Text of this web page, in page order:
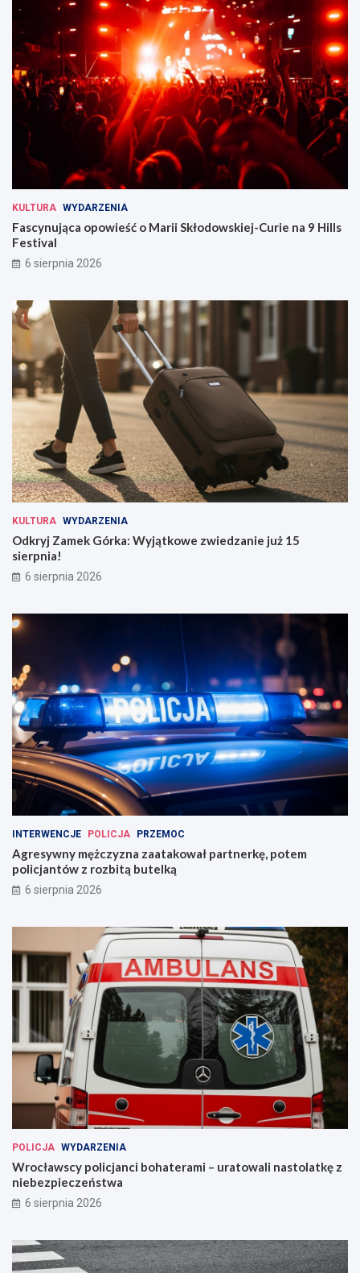
KULTURA WYDARZENIA
Fascynująca opowieść o Marii Skłodowskiej-Curie na 9 Hills
Festival
6 sierpnia 2026
KULTURA WYDARZENIA
Odkryj Zamek Górka: Wyjątkowe zwiedzanie już 15
sierpnia!
6 sierpnia 2026
INTERWENCJE POLICJA PRZEMOC
Agresywny mężczyzna zaatakował partnerkę, potem
policjantów z rozbitą butelką
6 sierpnia 2026
POLICJA WYDARZENIA
Wrocławscy policjanci bohaterami – uratowali nastolatkę z
niebezpieczeństwa
6 sierpnia 2026